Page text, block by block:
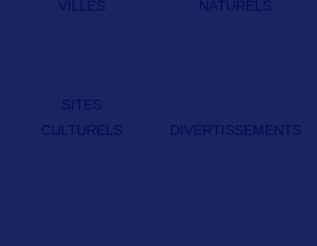
VILLES
NATURELS
SITES
CULTURELS
DIVERTISSEMENTS